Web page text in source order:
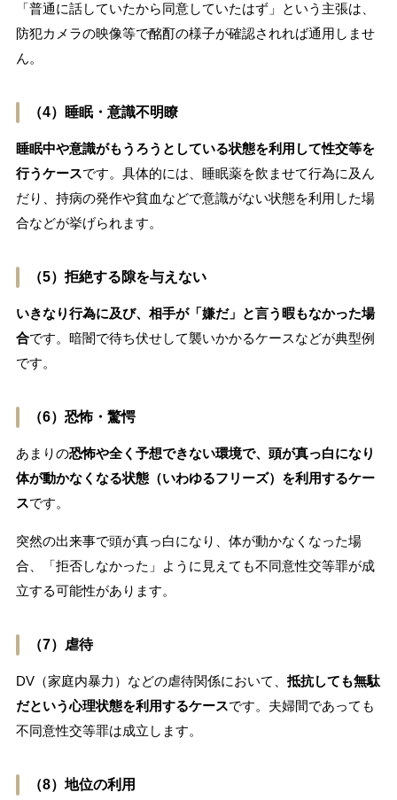
「普通に話していたから同意していたはず」という主張は、
防犯カメラの映像等で酩酊の様子が確認されれば通用しませ
ん。
（4）睡眠・意識不明瞭
睡眠中や意識がもうろうとしている状態を利用して性交等を
行うケースです。具体的には、睡眠薬を飲ませて行為に及ん
だり、持病の発作や貧血などで意識がない状態を利用した場
合などが挙げられます。
（5）拒絶する隙を与えない
いきなり行為に及び、相手が「嫌だ」と言う暇もなかった場
合です。暗闇で待ち伏せして襲いかかるケースなどが典型例
です。
（6）恐怖・驚愕
あまりの恐怖や全く予想できない環境で、頭が真っ白になり
体が動かなくなる状態（いわゆるフリーズ）を利用するケー
スです。
突然の出来事で頭が真っ白になり、体が動かなくなった場
合、「拒否しなかった」ように見えても不同意性交等罪が成
立する可能性があります。
（7）虐待
DV（家庭内暴力）などの虐待関係において、 抵抗しても無駄
だという心理状態を利用するケースです。夫婦間であっても
不同意性交等罪は成立します。
（8）地位の利用